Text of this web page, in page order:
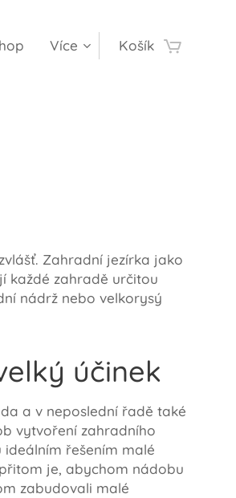
Více Košík
Zahradní jezírka jako
každé zahradě určitou
nádrž nebo velkorysý
účinek
a v neposlední řadě také
vytvoření zahradního
řešením malé
je, abychom nádobu
zabudovali malé